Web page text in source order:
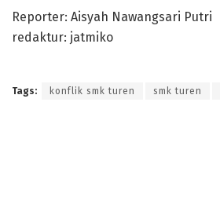
Reporter: Aisyah Nawangsari Putri
redaktur: jatmiko
Tags: konflik smk turen smk turen